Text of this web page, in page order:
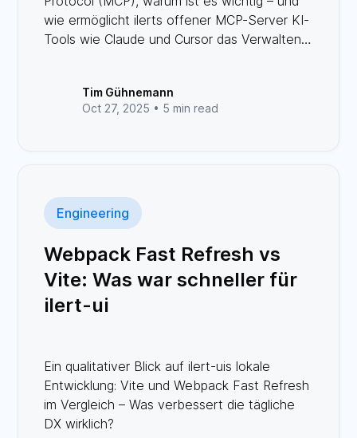
wie ermöglicht ilerts offener MCP-Server KI-
Tools wie Claude und Cursor das Verwalten
Tim Gühnemann
Oct 27, 2025 • 5 min read
Engineering
Webpack Fast Refresh vs
Vite: Was war schneller für
ilert-ui
Ein qualitativer Blick auf ilert-uis lokale
Entwicklung: Vite und Webpack Fast Refresh
im Vergleich – Was verbessert die tägliche
DX wirklich?